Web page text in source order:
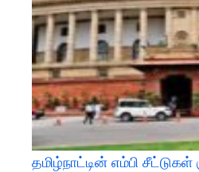
தமிழ்நாட்டின் எம்பி